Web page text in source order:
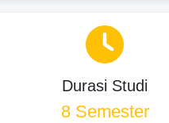
Durasi Studi
8 Semester